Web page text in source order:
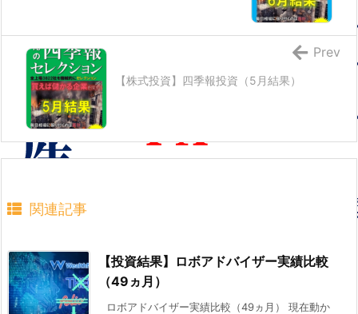
【株式投資】四季報投資（5月結果）
Prev
関連記事
【投資結果】ロボアドバイザー実績比較
（49ヵ月）
ロボアドバイザー実績比較（49ヵ月） 現在動か